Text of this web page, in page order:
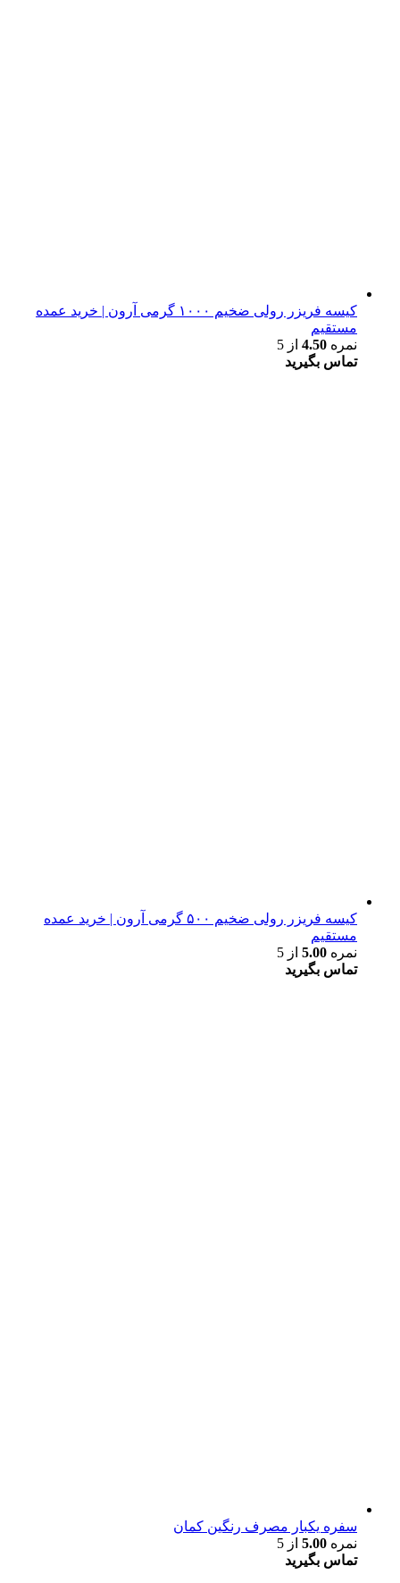
کیسه فریزر رولی ضخیم ۱۰۰۰ گرمی آرون | خرید عمده
مستقیم
نمره 4.50 از 5
تماس بگیرید
کیسه فریزر رولی ضخیم ۵۰۰ گرمی آرون | خرید عمده
مستقیم
نمره 5.00 از 5
تماس بگیرید
سفره یکبار مصرف رنگین کمان
نمره 5.00 از 5
تماس بگیرید